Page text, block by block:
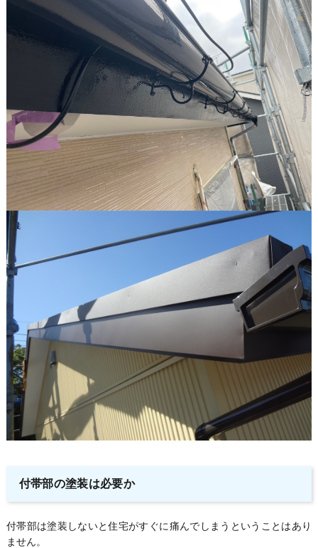
付帯部の塗装は必要か
付帯部は塗装しないと住宅がすぐに痛んでしまうということはあり
ません。